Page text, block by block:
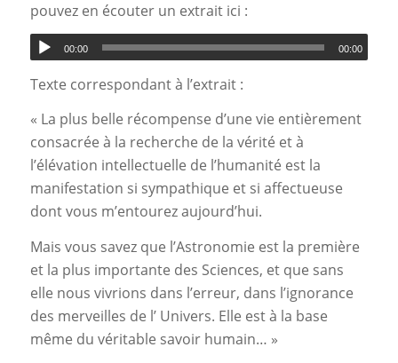
pouvez en écouter un extrait ici :
00:00 00:00
Texte correspondant à l’extrait :
« La plus belle récompense d’une vie entièrement
consacrée à la recherche de la vérité et à
l’élévation intellectuelle de l’humanité est la
manifestation si sympathique et si affectueuse
dont vous m’entourez aujourd’hui.
Mais vous savez que l’Astronomie est la première
et la plus importante des Sciences, et que sans
elle nous vivrions dans l’erreur, dans l’ignorance
des merveilles de l’ Univers. Elle est à la base
même du véritable savoir humain… »